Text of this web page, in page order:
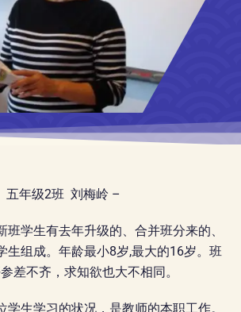
五年级2班 刘梅岭 –
学生有去年升级的、合并班分来的、
生组成。年龄最小8岁,最大的16岁。班
差不齐，求知欲也大不相同。
生学习的状况，是教师的本职工作。